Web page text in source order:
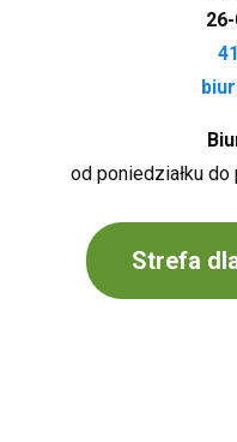
od poniedziałku
Strefa